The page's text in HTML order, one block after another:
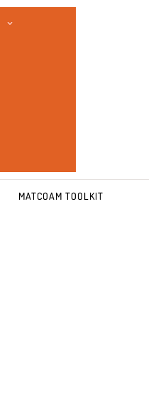
MATCOAM TOOLKIT